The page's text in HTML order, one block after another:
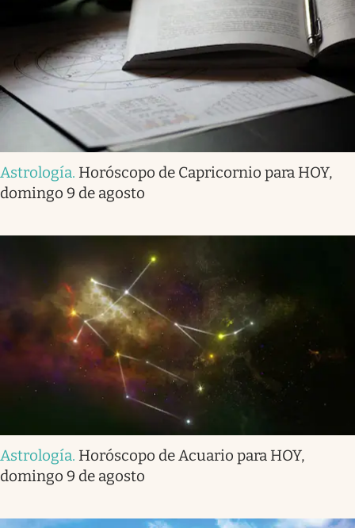
Astrología. Horóscopo de Capricornio para HOY,
domingo 9 de agosto
Astrología. Horóscopo de Acuario para HOY,
domingo 9 de agosto